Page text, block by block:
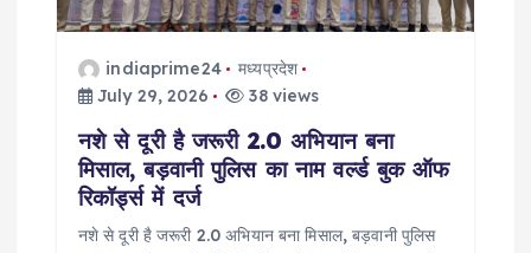
indiaprime24
मध्यप्रदेश
July 29, 2026
38 views
नशे से दूरी है जरूरी 2.0 अभियान बना
मिसाल, बड़वानी पुलिस का नाम वर्ल्ड बुक ऑफ
रिकॉर्ड्स में दर्ज
नशे से दूरी है जरूरी 2.0 अभियान बना मिसाल, बड़वानी पुलिस